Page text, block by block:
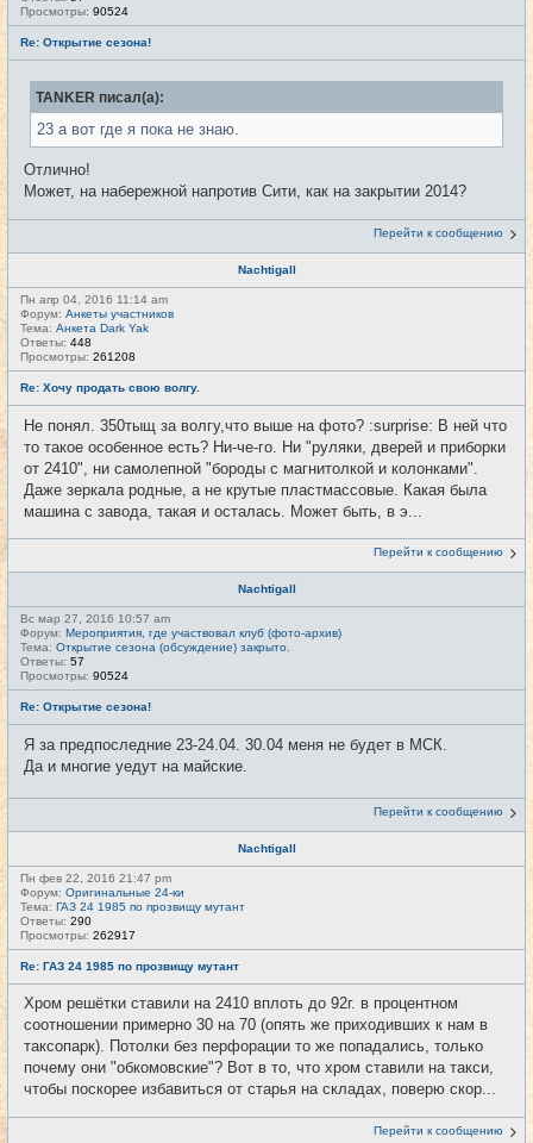
Просмотры: 90524
Re: Открытие сезона!
TANKER писал(а):
23 а вот где я пока не знаю.
Отлично!
Может, на набережной напротив Сити, как на закрытии 2014?
Перейти к сообщению
Nachtigall
Пн апр 04, 2016 11:14 am
Форум: Анкеты участников
Тема: Анкета Dark Yak
Ответы: 448
Просмотры: 261208
Re: Хочу продать свою волгу.
Не понял. 350тыщ за волгу,что выше на фото? :surprise: В ней что
то такое особенное есть? Ни-че-го. Ни "руляки, дверей и приборки
от 2410", ни самолепной "бороды с магнитолкой и колонками".
Даже зеркала родные, а не крутые пластмассовые. Какая была
машина с завода, такая и осталась. Может быть, в э...
Перейти к сообщению
Nachtigall
Вс мар 27, 2016 10:57 am
Форум: Мероприятия, где участвовал клуб (фото-архив)
Тема: Открытие сезона (обсуждение) закрыто.
Ответы: 57
Просмотры: 90524
Re: Открытие сезона!
Я за предпоследние 23-24.04. 30.04 меня не будет в МСК.
Да и многие уедут на майские.
Перейти к сообщению
Nachtigall
Пн фев 22, 2016 21:47 pm
Форум: Оригинальные 24-ки
Тема: ГАЗ 24 1985 по прозвищу мутант
Ответы: 290
Просмотры: 262917
Re: ГАЗ 24 1985 по прозвищу мутант
Хром решётки ставили на 2410 вплоть до 92г. в процентном
соотношении примерно 30 на 70 (опять же приходивших к нам в
таксопарк). Потолки без перфорации то же попадались, только
почему они "обкомовские"? Вот в то, что хром ставили на такси,
чтобы поскорее избавиться от старья на складах, поверю скор...
Перейти к сообщению